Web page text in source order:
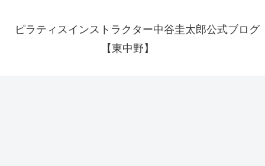
ピラティスインストラクター中谷圭太郎公式ブログ
【東中野】